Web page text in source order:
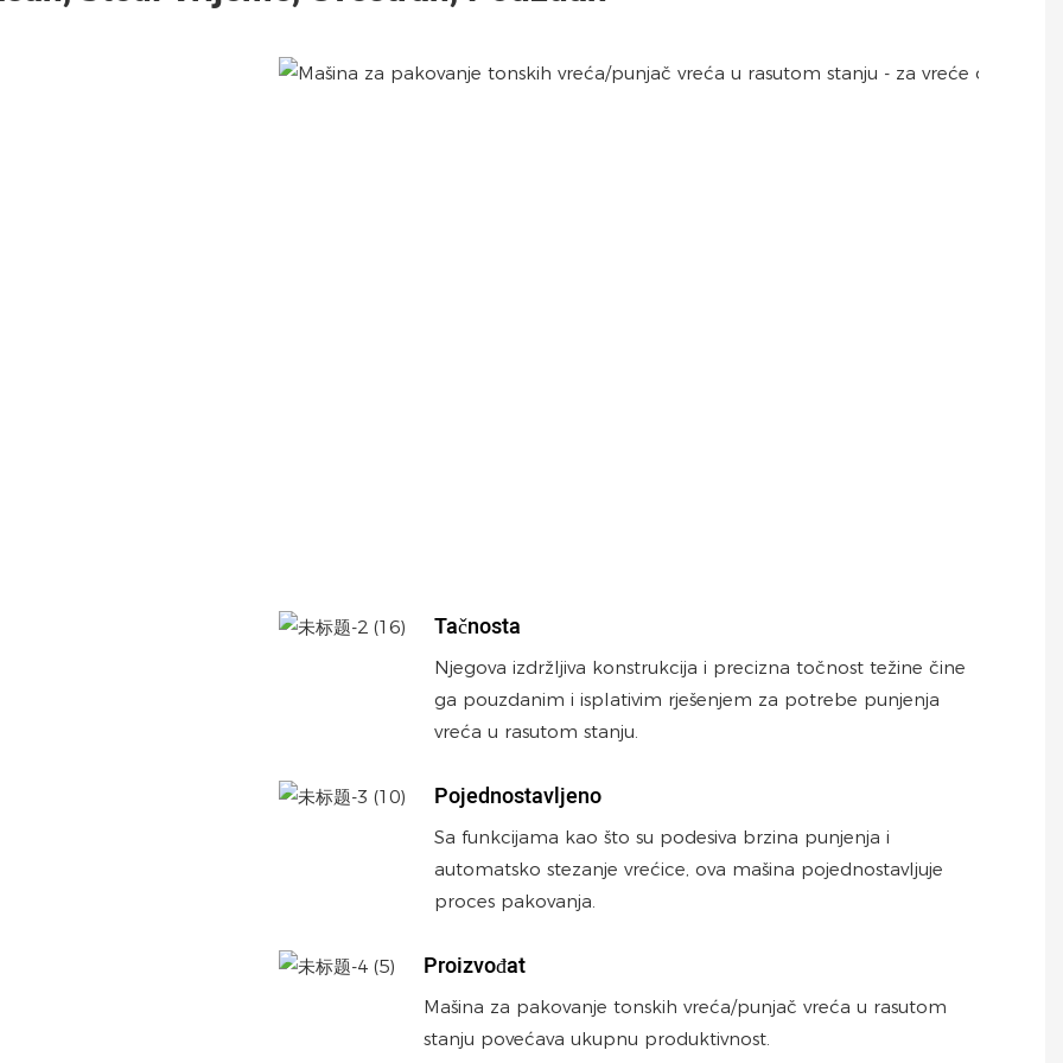
Tačnosta
Njegova izdržljiva konstrukcija i precizna točnost težine čine
ga pouzdanim i isplativim rješenjem za potrebe punjenja
vreća u rasutom stanju.
Pojednostavljeno
Sa funkcijama kao što su podesiva brzina punjenja i
automatsko stezanje vrećice, ova mašina pojednostavljuje
proces pakovanja.
Proizvođat
Mašina za pakovanje tonskih vreća/punjač vreća u rasutom
stanju povećava ukupnu produktivnost.